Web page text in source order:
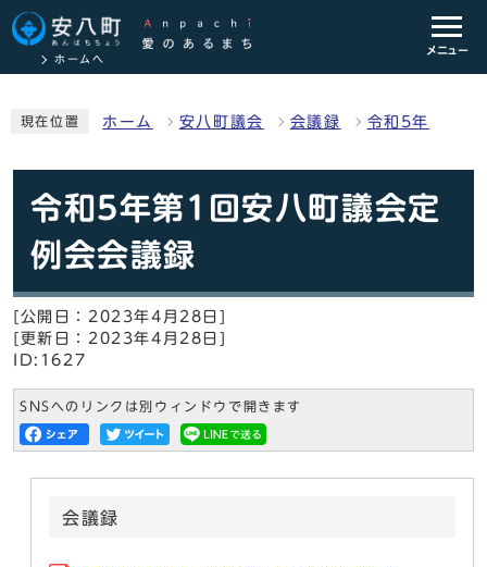
ホームへ
メニュー
現在位置 ホーム 安八町議会 会議録 令和5年
令和5年第1回安八町議会定
例会会議録
[公開日：2023年4月28日]
[更新日：2023年4月28日]
ID:1627
SNSへのリンクは別ウィンドウで開きます
会議録